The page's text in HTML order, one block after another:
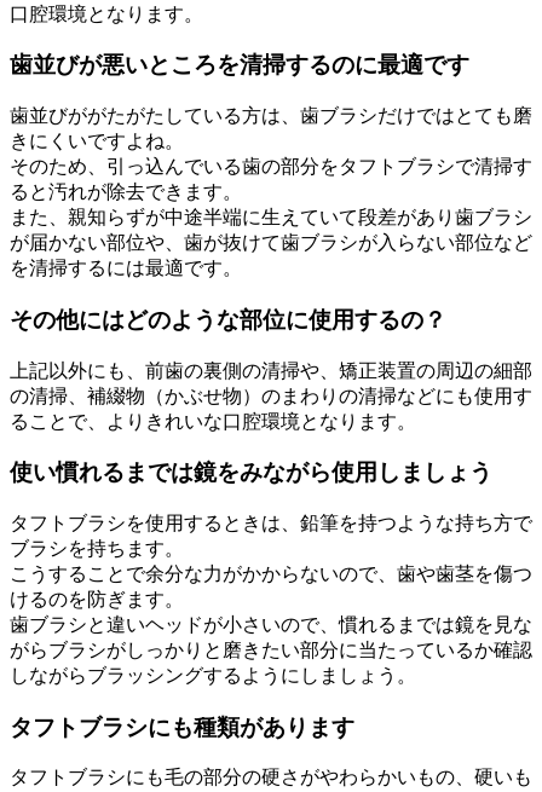
口腔環境となります。
歯並びが悪いところを清掃するのに最適です
歯並びががたがたしている方は、歯ブラシだけではとても磨
きにくいですよね。
そのため、引っ込んでいる歯の部分をタフトブラシで清掃す
ると汚れが除去できます。
また、親知らずが中途半端に生えていて段差があり歯ブラシ
が届かない部位や、歯が抜けて歯ブラシが入らない部位など
を清掃するには最適です。
その他にはどのような部位に使用するの？
上記以外にも、前歯の裏側の清掃や、矯正装置の周辺の細部
の清掃、補綴物（かぶせ物）のまわりの清掃などにも使用す
ることで、よりきれいな口腔環境となります。
使い慣れるまでは鏡をみながら使用しましょう
タフトブラシを使用するときは、鉛筆を持つような持ち方で
ブラシを持ちます。
こうすることで余分な力がかからないので、歯や歯茎を傷つ
けるのを防ぎます。
歯ブラシと違いヘッドが小さいので、慣れるまでは鏡を見な
がらブラシがしっかりと磨きたい部分に当たっているか確認
しながらブラッシングするようにしましょう。
タフトブラシにも種類があります
タフトブラシにも毛の部分の硬さがやわらかいもの、硬いも